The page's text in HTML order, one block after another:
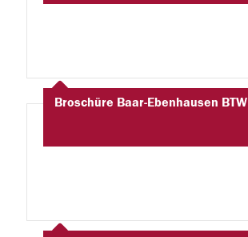
Broschüre Baar-Ebenhausen BTW